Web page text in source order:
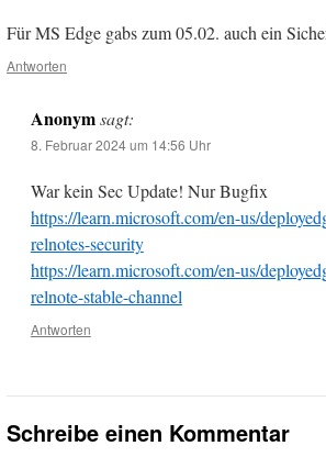
Für MS Edge gabs zum 05.02. auch ein
Antworten
Anonym sagt:
8. Februar 2024 um 14:56 Uhr
War kein Sec Update! Nur Bugfix
https://learn.microsoft.com/en-us/
relnotes-security
https://learn.microsoft.com/en-us/
relnote-stable-channel
Antworten
Schreibe einen Kommentar